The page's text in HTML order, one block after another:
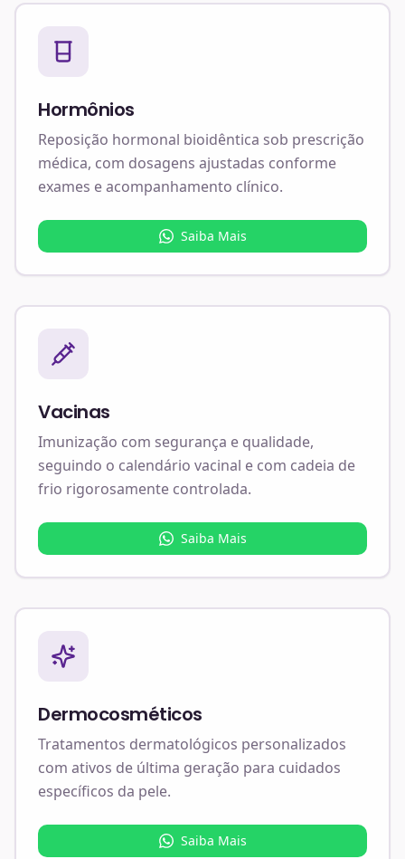
Hormônios
Reposição hormonal bioidêntica sob prescrição
médica, com dosagens ajustadas conforme
exames e acompanhamento clínico.
Saiba Mais
Vacinas
Imunização com segurança e qualidade,
seguindo o calendário vacinal e com cadeia de
frio rigorosamente controlada.
Saiba Mais
Dermocosméticos
Tratamentos dermatológicos personalizados
com ativos de última geração para cuidados
específicos da pele.
Saiba Mais